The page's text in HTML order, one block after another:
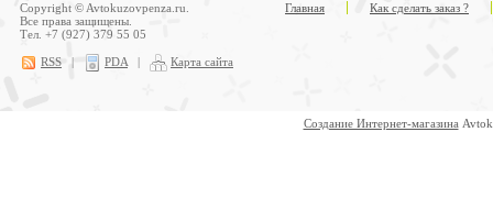
Copyright © Avtokuzovpenza.ru.
Все права защищены.
Тел. +7 (927) 379 55 05
RSS | PDA | Карта сайта
Главная Как сделать заказ ?
Создание Интернет-магазина